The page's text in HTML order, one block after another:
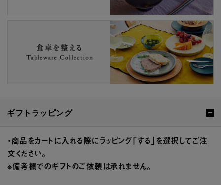
ギフトラッピング
・商品をカートに入れる際にラッピング「する」を選択してご注
文ください。
※備考欄でのギフトのご依頼は承れません。